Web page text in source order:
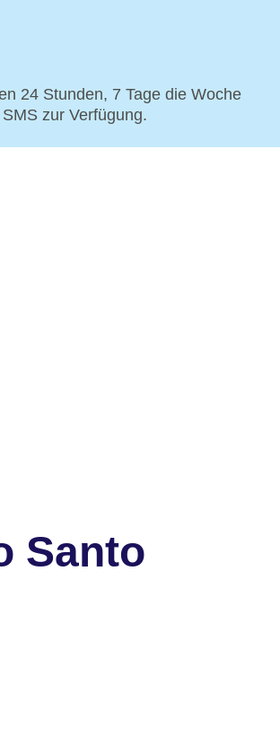
24 Stunden, 7 Tage die Woche
zur Verfügung.
Santo